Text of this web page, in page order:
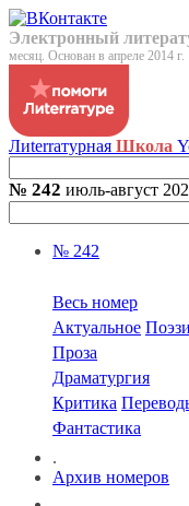
Электронный
месяц. Основан в апреле 2014 г.
Лиterraтурная Школа
№ 242 июль-август
№ 242
Весь номер
Актуальное
Проза
Драматургия
Критика
Фантастика
.
Архив номеров